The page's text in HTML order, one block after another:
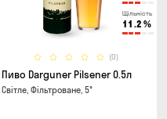
Щільність
11.2 %
(0)
Пиво Darguner Pilsener 0.5л
Світле, Фільтроване, 5°